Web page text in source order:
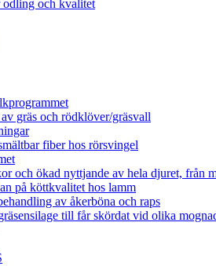
och kvalitet
gräs och rödklöver/gräsvall
fiber hos rörsvingel
och ökad nyttjande av hela djuret, från
på köttkvalitet hos lamm
av åkerböna och raps
till får skördat vid olika